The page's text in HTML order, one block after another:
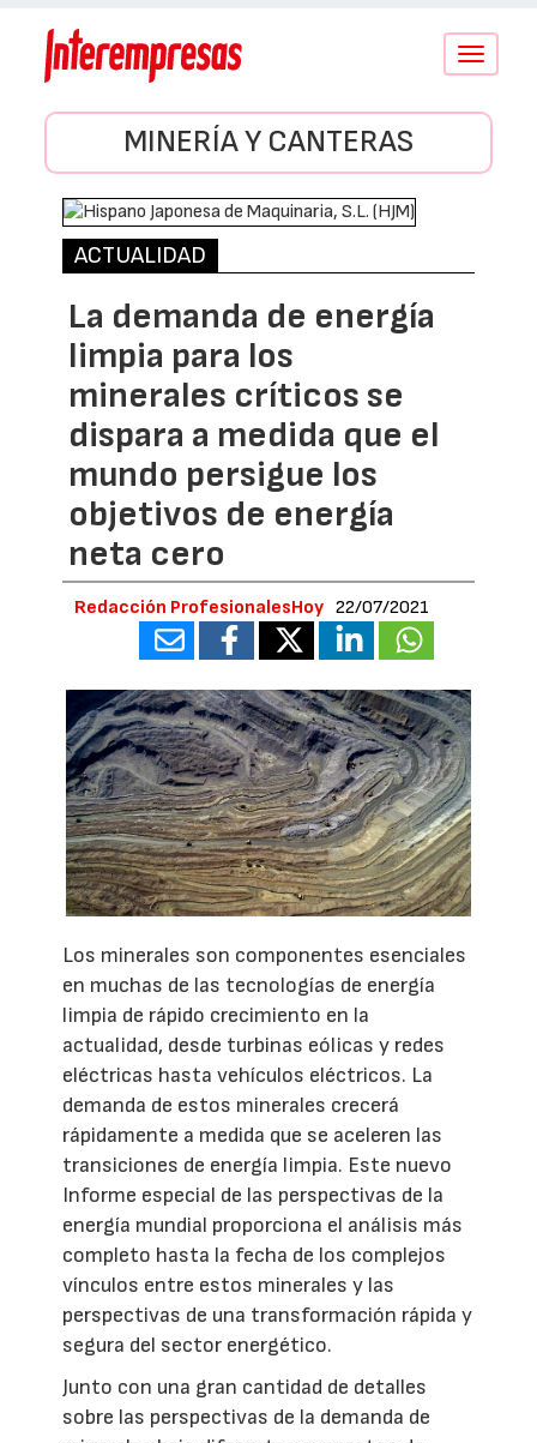
Conmutar
MINERÍA Y CANTERAS
ACTUALIDAD
La demanda de energía
limpia para los
minerales críticos se
dispara a medida que el
mundo persigue los
objetivos de energía
neta cero
Redacción ProfesionalesHoy 22/07/2021
Los minerales son componentes esenciales
en muchas de las tecnologías de energía
limpia de rápido crecimiento en la
actualidad, desde turbinas eólicas y redes
eléctricas hasta vehículos eléctricos. La
demanda de estos minerales crecerá
rápidamente a medida que se aceleren las
transiciones de energía limpia. Este nuevo
Informe especial de las perspectivas de la
energía mundial proporciona el análisis más
completo hasta la fecha de los complejos
vínculos entre estos minerales y las
perspectivas de una transformación rápida y
segura del sector energético.
Junto con una gran cantidad de detalles
sobre las perspectivas de la demanda de